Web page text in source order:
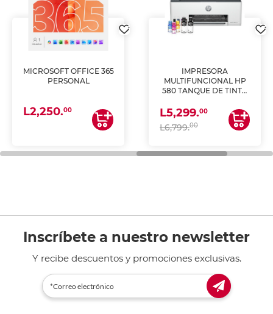
MICROSOFT OFFICE 365
PERSONAL
L2,250.00
IMPRESORA
MULTIFUNCIONAL HP
580 TANQUE DE TINTA
ESCANEA)
L5,299.00
L6,799.00
Inscríbete a nuestro newsletter
Y recibe descuentos y promociones exclusivas.